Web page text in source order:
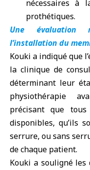
nécessaires à
prothétiques.
Une évaluation
l’installation du
Kouki a indiqué que
la clinique de
déterminant leur
physiothérapie
précisant que
disponibles, qu’ils
serrure, ou sans
de chaque patient.
Kouki a souligné